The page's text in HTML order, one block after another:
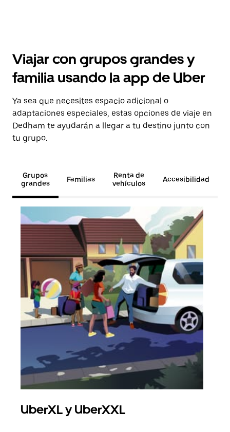
Viajar con grupos grandes y
familia usando la app de Uber
Ya sea que necesites espacio adicional o
adaptaciones especiales, estas opciones de viaje en
Dedham te ayudarán a llegar a tu destino junto con
tu grupo.
Grupos
grandes
Familias
Renta de
vehículos
Accesibilidad
UberXL y UberXXL